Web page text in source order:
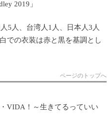
2019」
5人、台湾人1人、日本人3人
での衣装は赤と黒を基調とし
ページのトップへ
VIDA！～生きてるっていい